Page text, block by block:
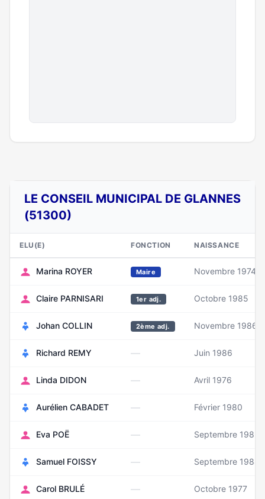
LE CONSEIL MUNICIPAL DE GLANNES
(51300)
ELU(E) FONCTION NAISSANCE
Marina ROYER Maire Novembre 1974
Claire PARNISARI 1er adj. Octobre 1985
Johan COLLIN 2ème adj. Novembre 1986
Richard REMY — Juin 1986
Linda DIDON — Avril 1976
Aurélien CABADET — Février 1980
Eva POË — Septembre 1985
Samuel FOISSY — Septembre 1984
Carol BRULÉ — Octobre 1977